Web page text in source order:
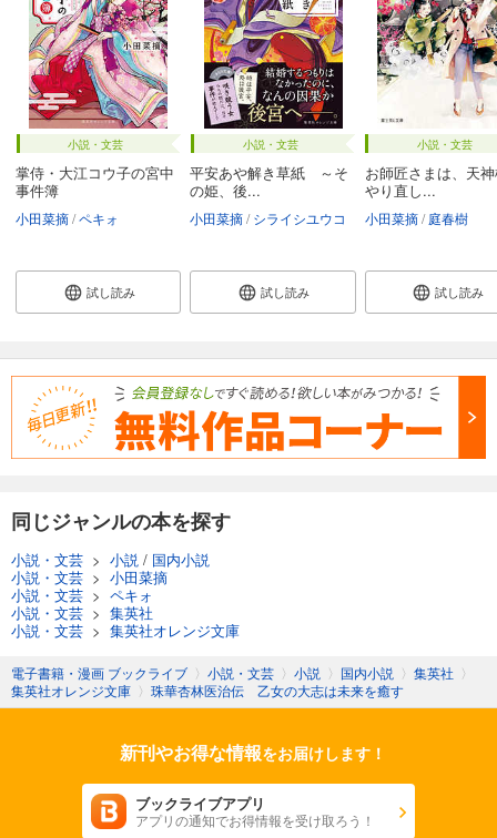
小説・文芸
掌侍・大江コウ子の宮中
事件簿
小田菜摘 ペキォ
試し読み
小説・文芸
平安あや解き草紙 ～そ
の姫、後...
小田菜摘 シライシユウコ
試し読み
小説・文芸
お師匠さまは、天
やり直し...
小田菜摘 庭春樹
試し読み
同じジャンルの本を探す
小説・文芸 > 小説 / 国内小説
小説・文芸 > 小田菜摘
小説・文芸 > ペキォ
小説・文芸 > 集英社
小説・文芸 > 集英社オレンジ文庫
電子書籍・漫画 ブックライブ 〉 小説・文芸 〉 小説 〉 国内小説 〉 集英社 〉
集英社オレンジ文庫 〉 珠華杏林医治伝 乙女の大志は未来を癒す
新刊やお得な情報をお届けします！
ブックライブアプリ
アプリの通知でお得情報を受け取ろう！